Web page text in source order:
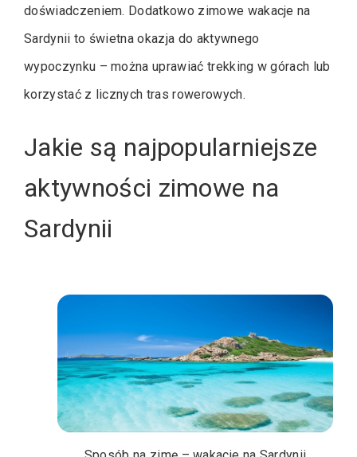
doświadczeniem. Dodatkowo zimowe wakacje na
Sardynii to świetna okazja do aktywnego
wypoczynku – można uprawiać trekking w górach lub
korzystać z licznych tras rowerowych.
Jakie są najpopularniejsze
aktywności zimowe na
Sardynii